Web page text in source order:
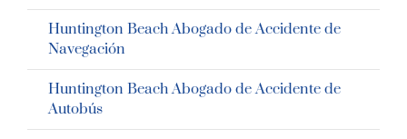
Huntington Beach Abogado de Accidente de
Navegación
Huntington Beach Abogado de Accidente de
Autobús